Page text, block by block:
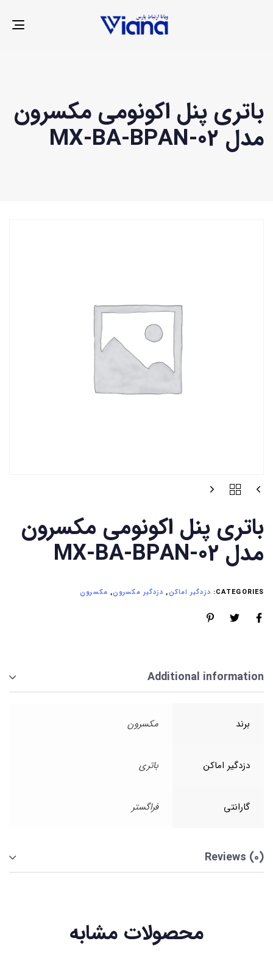
باتری پنل اکونومی مکسرون
مدل MX-BA-BPAN-02
باتری پنل اکونومی مکسرون
مدل MX-BA-BPAN-02
CATEGORIES: دزدگیر اماکن, دزدگیر مکسرون, مکسرون
Additional information
برند مکسرون
دزدگیر اماکن باتری
گارانتی فراگستر
Reviews (0)
محصولات مشابه